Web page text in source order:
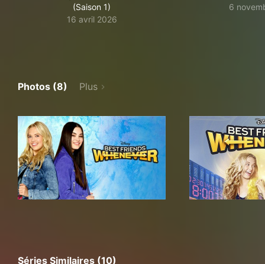
(Saison 1)
16 avril 2026
6
Photos (8) Plus
Séries Similaires (10)